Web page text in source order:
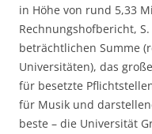
in Höhe von rund 5,33
Rechnungshofbericht,
beträchtlichen Summe
Universitäten), das
für besetzte
für Musik und
beste – die Universität